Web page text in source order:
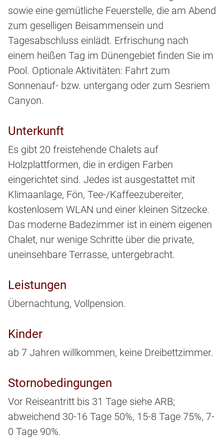
sowie eine gemütliche Feuerstelle, die am Abend
zum geselligen Beisammensein und
Tagesabschluss einlädt. Erfrischung nach
einem heißen Tag im Dünengebiet finden Sie im
Pool. Optionale Aktivitäten: Fahrt zum
Sonnenauf- bzw. untergang oder zum Sesriem
Canyon.
Unterkunft
Es gibt 20 freistehende Chalets auf
Holzplattformen, die in erdigen Farben
eingerichtet sind. Jedes ist ausgestattet mit
Klimaanlage, Fön, Tee-/Kaffeezubereiter,
kostenlosem WLAN und einer kleinen Sitzecke.
Das moderne Badezimmer ist in einem eigenen
Chalet, nur wenige Schritte über die private,
uneinsehbare Terrasse, untergebracht.
Leistungen
Übernachtung, Vollpension.
Kinder
ab 7 Jahren willkommen, keine Dreibettzimmer.
Stornobedingungen
Vor Reiseantritt bis 31 Tage siehe ARB;
abweichend 30-16 Tage 50%, 15-8 Tage 75%, 7-
0 Tage 90%.